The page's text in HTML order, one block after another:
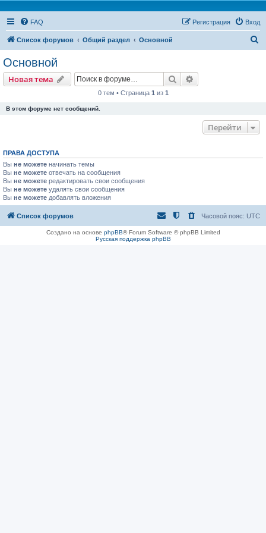
FAQ Вход
Регистрация
Список форумов Общий раздел Основной
Основной
Новая тема Поиск
0 тем • Страница 1 из 1
В этом форуме нет сообщений.
Перейти
ПРАВА ДОСТУПА
Вы не можете начинать темы
Вы не можете отвечать на сообщения
Вы не можете редактировать свои сообщения
Вы не можете удалять свои сообщения
Вы не можете добавлять вложения
Список форумов Часовой пояс: UTC
Создано на основе phpBB® Forum Software © phpBB Limited
Русская поддержка phpBB